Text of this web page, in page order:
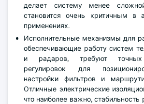
делает систему менее
становится очень критичным в
применениях.
Исполнительные механизмы для
обеспечивающие работу систем
и радаров, требуют точных
регулировок для
настройки фильтров и
Отличные электрические
что наиболее важно,